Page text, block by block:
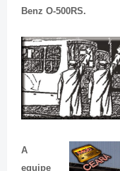
Benz O-500RS.
A
equipe